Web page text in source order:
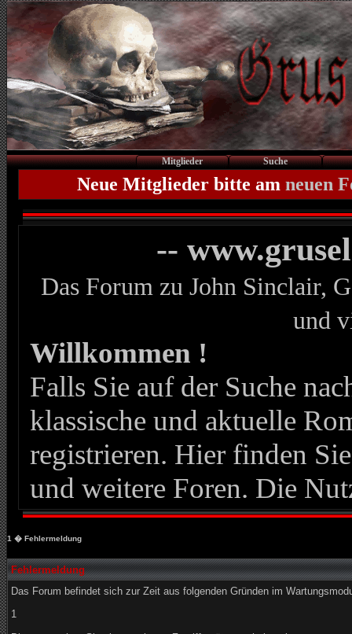
Mitglieder Suche
Neue Mitglieder bitte am neuen
--
Das Forum zu John Sinclair,
und
Willkommen !
Falls Sie auf der Suche
klassische und aktuelle
registrieren. Hier finden
und weitere Foren. Die
1 � Fehlermeldung
Fehlermeldung
Das Forum befindet sich zur Zeit aus folgenden Gründen im
1